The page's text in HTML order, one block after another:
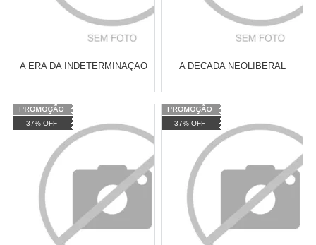
A ERA DA INDETERMINAÇÃO
Varejo:
Atacado: R$ 2.550,90 (Apenas
Revendedor)
10 x
Cat:
CONTEMPORÂNEA
COMPRAR
A DÉCADA NEOLIBERAL
Varejo:
Atacado: R$ 2.550,90 (Apenas
Revendedor)
10
FILOSOFIA MARXISTA
COMPRAR
37% OFF 37% OFF